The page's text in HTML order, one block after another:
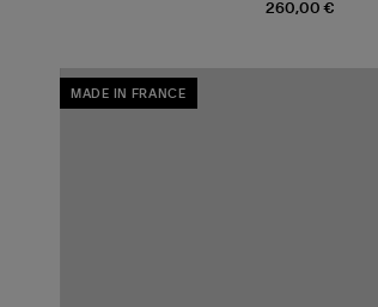
260,00 €
MADE IN FRANCE